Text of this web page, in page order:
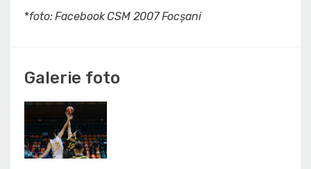
*foto: Facebook CSM 2007 Focșani
Galerie foto